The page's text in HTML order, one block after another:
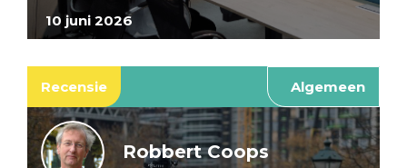
10 juni 2026
Recensie Algemeen
Robbert Coops